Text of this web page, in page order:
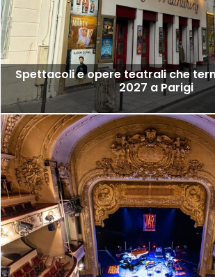
Spettacoli e opere teatrali che
2027 a Parigi